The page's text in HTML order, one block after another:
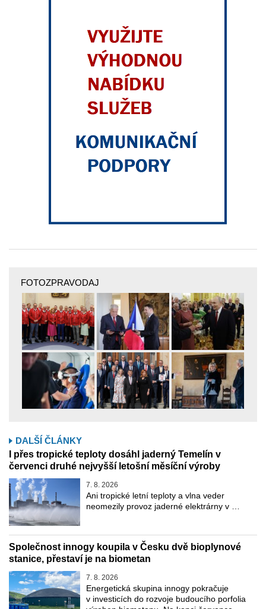
FOTOZPRAVODAJ
DALŠÍ ČLÁNKY
I přes tropické teploty dosáhl jaderný Temelín v
červenci druhé nejvyšší letošní měsíční výroby
7. 8. 2026
Ani tropické letní teploty a vlna veder
neomezily provoz jaderné elektrárny v …
Společnost innogy koupila v Česku dvě bioplynové
stanice, přestaví je na biometan
7. 8. 2026
Energetická skupina innogy pokračuje
v investicích do rozvoje budoucího porfolia